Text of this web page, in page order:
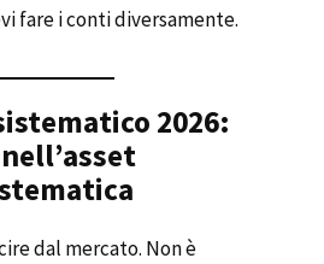
fare i conti diversamente.
2026:
dal mercato. Non è